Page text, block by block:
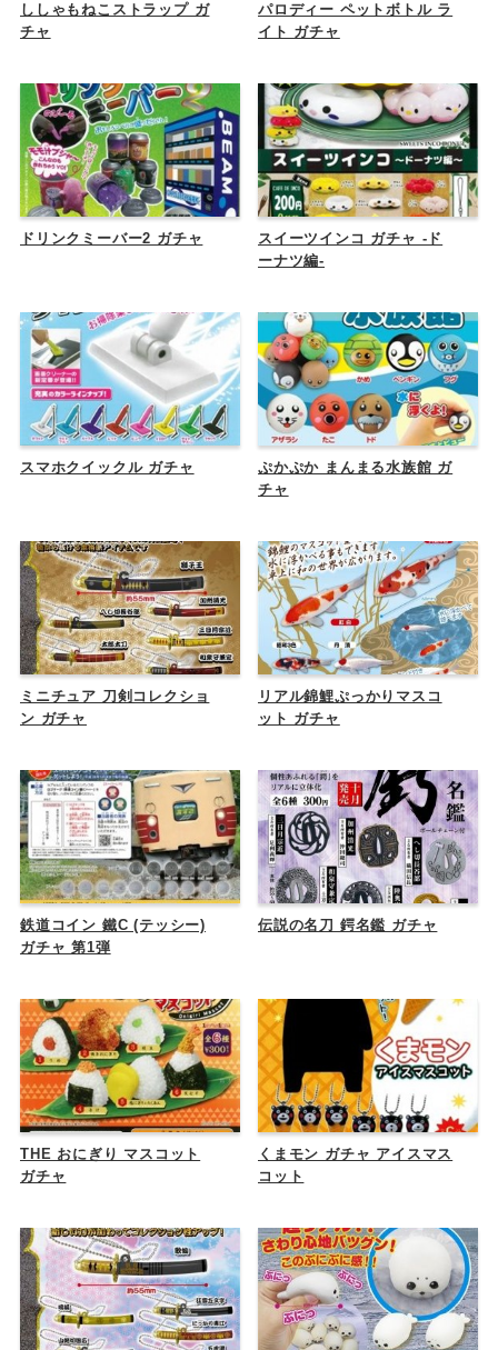
ししゃもねこストラップ ガ
チャ
パロディー ペットボトル ラ
イト ガチャ
ドリンクミーバー2 ガチャ
スイーツインコ ガチャ -ド
ーナツ編-
スマホクイックル ガチャ
ぷかぷか まんまる水族館 ガ
チャ
ミニチュア 刀剣コレクショ
ン ガチャ
リアル錦鯉ぷっかりマスコ
ット ガチャ
鉄道コイン 鐵C (テッシー)
ガチャ 第1弾
伝説の名刀 鍔名鑑 ガチャ
THE おにぎり マスコット
ガチャ
くまモン ガチャ アイスマス
コット